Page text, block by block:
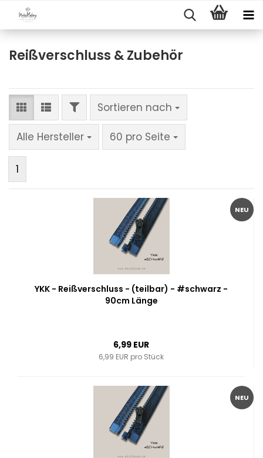
Reißverschluss & Zubehör
FILTERSortieren nach
Sortieren nach
Alle Hersteller 60 pro Seite
pro Seite
1
NEU
YKK - Reißverschluss - (teilbar) - #schwarz -
90cm Länge
6,99 EUR
6,99 EUR pro Stück
NEU